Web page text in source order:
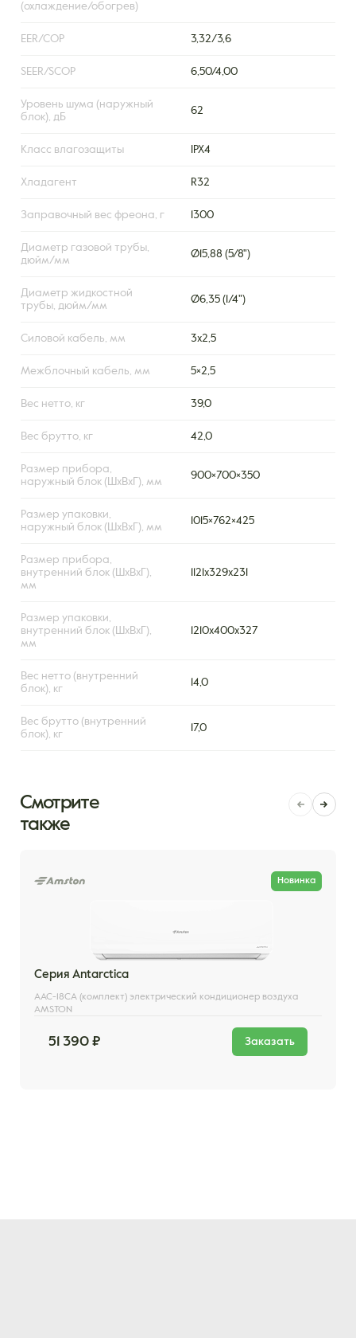
(охлаждение/обогрев)
EER/COP 3,32/3,6
SEER/SCOP 6,50/4,00
Уровень шума (наружный
блок), дБ
62
Класс влагозащиты IPX4
Хладагент R32
Заправочный вес фреона, г 1300
Диаметр газовой трубы,
дюйм/мм
Ø15,88 (5/8")
Диаметр жидкостной
трубы, дюйм/мм
Ø6,35 (1/4")
Силовой кабель, мм 3х2,5
Межблочный кабель, мм 5×2,5
Вес нетто, кг 39,0
Вес брутто, кг 42,0
Размер прибора,
наружный блок (ШxВxГ), мм
900×700×350
Размер упаковки,
наружный блок (ШxВxГ), мм
1015×762×425
Размер прибора,
внутренний блок (ШxВxГ),
мм
1121х329х231
Размер упаковки,
внутренний блок (ШxВxГ),
мм
1210х400х327
Вес нетто (внутренний
блок), кг
14,0
Вес брутто (внутренний
блок), кг
17,0
Смотрите
также
Новинка
Серия Antarctica
AAC-18CA (комплект) электрический кондиционер воздуха
AMSTON
51 390 ₽ Заказать